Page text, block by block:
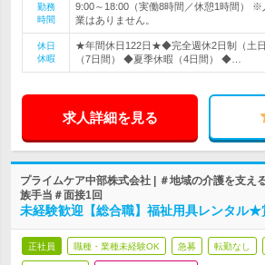
勤務
時間
9:00～18:00（実働8時間／休憩1時間） ※
業はありません。
休日
休暇
★年間休日122日★◆完全週休2日制（土
（7日間） ◆夏季休暇（4日間） ◆…
求人詳細を見る
プライムケア中部株式会社 | ＃地域の介護を支え
族手当＃面接1回
未経験歓迎【総合職】福祉用具レンタル
正社員 職種・業種未経験OK 急募 転勤なし